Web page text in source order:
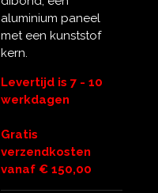
aluminium paneel
met een kunststof
kern.
Levertijd is 7 - 10
werkdagen
Gratis
verzendkosten
vanaf € 150,00